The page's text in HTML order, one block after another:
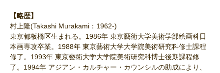
【略歴】
村上隆(Takashi Murakami：1962-)
東京都板橋区生まれる。1986年 東京藝術大学美術学部絵画科日
本画専攻卒業。1988年 東京藝術大学大学院美術研究科修士課程
修了。1993年 東京藝術大学大学院美術研究科博士後期課程修
了。1994年 アジアン・カルチャー・カウンシルの助成により、